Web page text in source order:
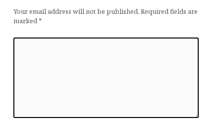
Your email address will not be published. Required fields are
marked*